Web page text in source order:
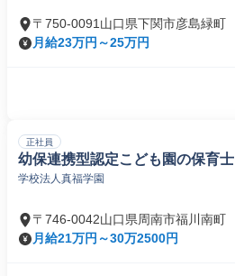
〒750-0091山口県下関市彦島緑町
月給23万円～25万円
正社員
幼保連携型認定こども園の保育士
学校法人真福学園
〒746-0042山口県周南市福川南町
月給21万円～30万2500円